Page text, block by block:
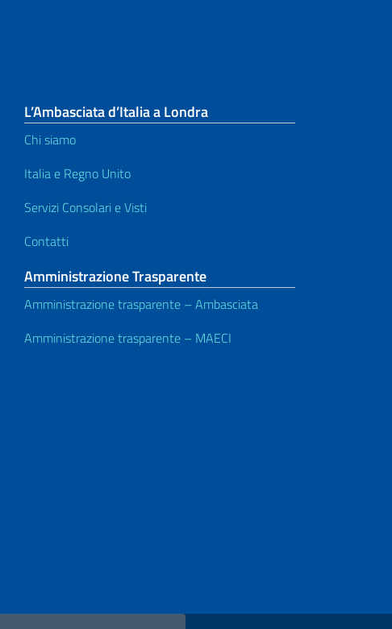
L’Ambasciata d’Italia a Londra
Chi siamo
Italia e Regno Unito
Servizi Consolari e Visti
Contatti
Amministrazione Trasparente
Amministrazione trasparente – Ambasciata
Amministrazione trasparente – MAECI